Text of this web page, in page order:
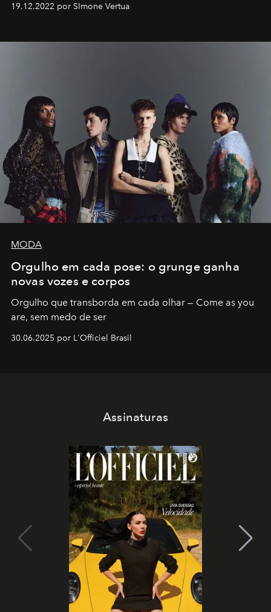
19.12.2022 por SImone Vertua
MODA
Orgulho em cada pose: o grunge ganha
novas vozes e corpos
Orgulho que transborda em cada olhar — Come as you
are, sem medo de ser
30.06.2025 por L'Officiel Brasil
Assinaturas